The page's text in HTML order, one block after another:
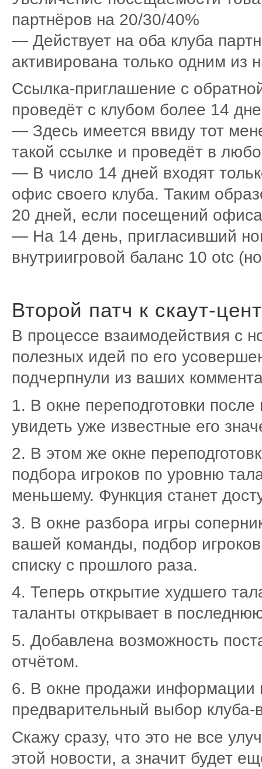
партнёров на 20/30/40%
— Действует на оба клуба
активирована только одним из
Ссылка-приглашение с
проведёт с клубом более 14
— Здесь имеется ввиду тот
такой ссылке и проведёт в
— В число 14 дней входят
офис своего клуба. Таким
20 дней, если посещений
— На 14 день, пригласивший
внутриигровой баланс 10 otc
Второй патч к скаут-
В процессе взаимодействия с
полезных идей по его
подчерпнули из ваших
1. В окне переподготовки
увидеть уже известные его
2. В этом же окне
подбора игроков по уровню
меньшему. Функция станет
3. В окне разбора игры
вашей команды, подбор
списку с прошлого раза.
4. Теперь открытие худшего
таланты открывает в
5. Добавлена возможность
отчётом.
6. В окне продажи информации
предварительный выбор клуба-
Скажу сразу, что это не все
этой новости, а значит будет